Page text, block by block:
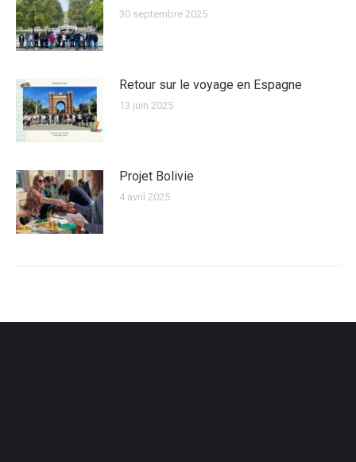
30 septembre 2025
Retour sur le voyage en Espagne
13 juin 2025
Projet Bolivie
4 avril 2025